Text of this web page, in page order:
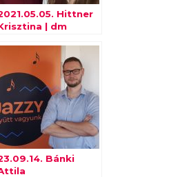
Hittner
| dm
Bánki